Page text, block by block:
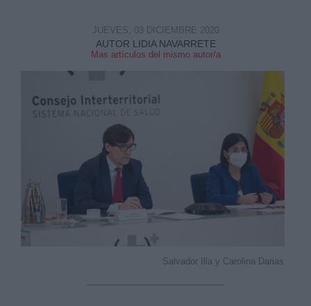
AUTOR LIDIA NAVARRETE
Mas artículos del mismo autor/a
JUEVES, 03 DICIEMBRE 2020
Salvador Illa y Carolina Darias